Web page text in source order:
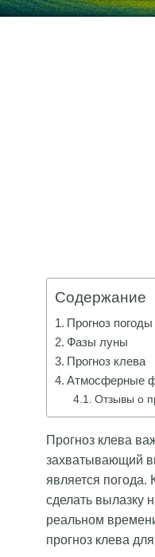
Содержание
Прогноз погоды
Фазы луны
Прогноз клева
Атмосферные
Отзывы о
Прогноз клева
захватывающий
является
сделать вылазку
реальном
прогноз клева